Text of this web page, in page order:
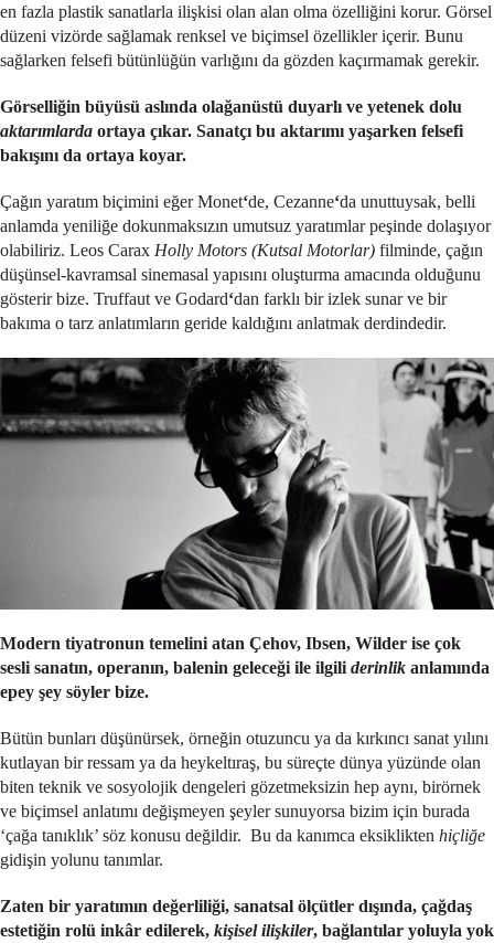
en fazla plastik sanatlarla ilişkisi olan alan olma özelliğini korur. Görsel
düzeni vizörde sağlamak renksel ve biçimsel özellikler içerir. Bunu
sağlarken felsefi bütünlüğün varlığını da gözden kaçırmamak gerekir.
Görselliğin büyüsü aslında olağanüstü duyarlı ve yetenek dolu
aktarımlarda ortaya çıkar. Sanatçı bu aktarımı yaşarken felsefi
bakışını da ortaya koyar.
Çağın yaratım biçimini eğer Monet‘de, Cezanne‘da unuttuysak, belli
anlamda yeniliğe dokunmaksızın umutsuz yaratımlar peşinde dolaşıyor
olabiliriz. Leos Carax Holly Motors (Kutsal Motorlar) filminde, çağın
düşünsel-kavramsal sinemasal yapısını oluşturma amacında olduğunu
gösterir bize. Truffaut ve Godard‘dan farklı bir izlek sunar ve bir
bakıma o tarz anlatımların geride kaldığını anlatmak derdindedir.
Modern tiyatronun temelini atan Çehov, Ibsen, Wilder ise çok
sesli sanatın, operanın, balenin geleceği ile ilgili derinlik anlamında
epey şey söyler bize.
Bütün bunları düşünürsek, örneğin otuzuncu ya da kırkıncı sanat yılını
kutlayan bir ressam ya da heykeltıraş, bu süreçte dünya yüzünde olan
biten teknik ve sosyolojik dengeleri gözetmeksizin hep aynı, birörnek
ve biçimsel anlatımı değişmeyen şeyler sunuyorsa bizim için burada
‘çağa tanıklık’ söz konusu değildir. Bu da kanımca eksiklikten hiçliğe
gidişin yolunu tanımlar.
Zaten bir yaratımın değerliliği, sanatsal ölçütler dışında, çağdaş
estetiğin rolü inkâr edilerek, kişisel ilişkiler, bağlantılar yoluyla yok